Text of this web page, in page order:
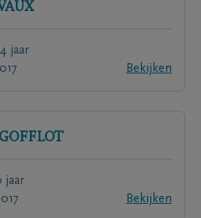
jaar
Bekijken
GOFFLOT
jaar
Bekijken